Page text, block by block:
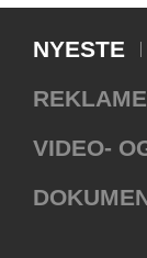
NYESTE
VIDEO-